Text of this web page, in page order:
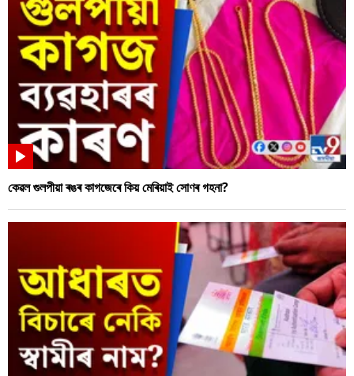
কেৱল গুলপীয়া ৰঙৰ কাগজেৰে কিয় মেৰিয়াই সোণৰ গহনা?